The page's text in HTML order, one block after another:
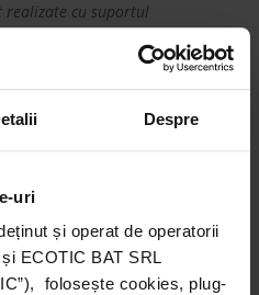
Despre
uri
și operat de operatorii
ECOTIC BAT SRL
folosește cookies, plug-
realizate cu suportul
planetei un cadou de
→